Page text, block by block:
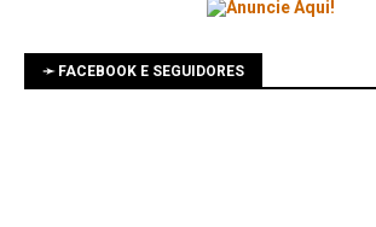
➛ FACEBOOK E SEGUIDORES